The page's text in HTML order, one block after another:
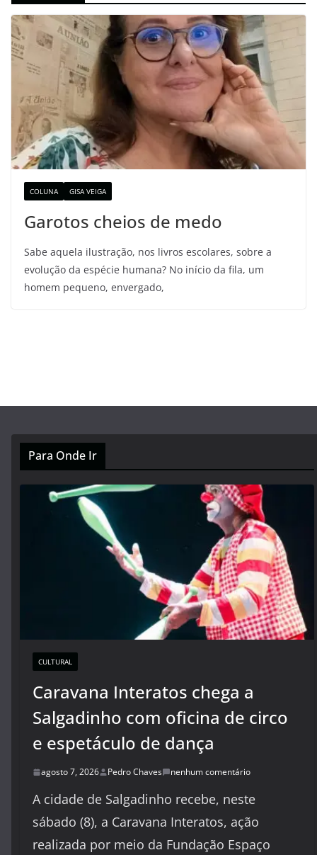
COLUNA GISA VEIGA
Garotos cheios de medo
Sabe aquela ilustração, nos livros escolares, sobre a
evolução da espécie humana? No início da fila, um
homem pequeno, envergado,
Para Onde Ir
CULTURAL
Caravana Interatos chega a
Salgadinho com oficina de circo
e espetáculo de dança
agosto 7, 2026 Pedro Chaves nenhum comentário
A cidade de Salgadinho recebe, neste
sábado (8), a Caravana Interatos, ação
realizada por meio da Fundação Espaço